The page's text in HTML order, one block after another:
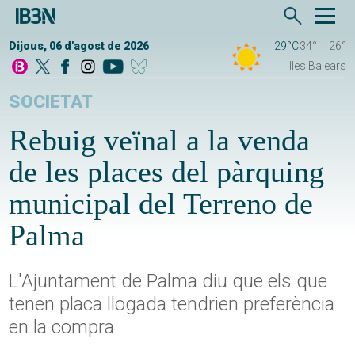
Dijous, 06 d'agost de 2026 29°C34°
26°
Illes Balears
SOCIETAT
Rebuig veïnal a la venda
de les places del pàrquing
municipal del Terreno de
Palma
L'Ajuntament de Palma diu que els que
tenen placa llogada tendrien preferència
en la compra